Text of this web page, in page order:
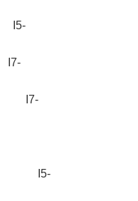
I5-
I7-
I5-